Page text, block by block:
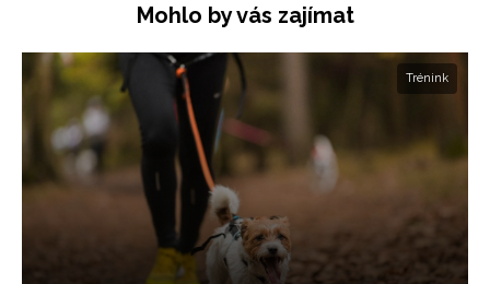
Mohlo by vás zajímat
Trénink